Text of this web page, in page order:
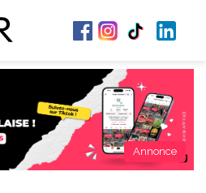
Annonce